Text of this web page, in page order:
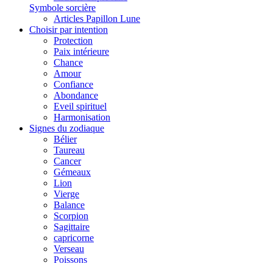
Symbole sorcière
Articles Papillon Lune
Choisir par intention
Protection
Paix intérieure
Chance
Amour
Confiance
Abondance
Eveil spirituel
Harmonisation
Signes du zodiaque
Bélier
Taureau
Cancer
Gémeaux
Lion
Vierge
Balance
Scorpion
Sagittaire
capricorne
Verseau
Poissons